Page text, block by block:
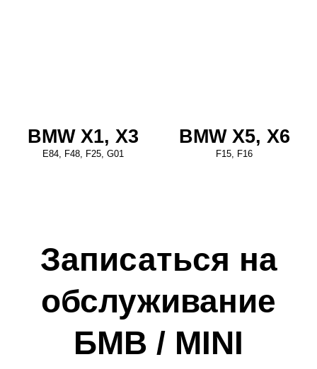
BMW X1, X3
E84, F48, F25, G01
BMW X5, X6
F15, F16
Записаться на
обслуживание
БМВ / MINI